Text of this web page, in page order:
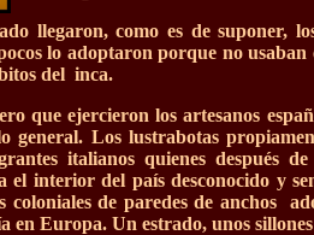
llegaron, como es de suponer,
lo adoptaron porque no
del inca.
que ejercieron los artesanos
general. Los lustrabotas
italianos quienes después
el interior del país desconocido y
coloniales de paredes de anchos
en Europa. Un estrado, unos